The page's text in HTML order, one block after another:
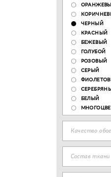
ЧЕРНЫЙ
КРАСНЫЙ
БЕЖЕВЫЙ
ГОЛУБОЙ
РОЗОВЫЙ
СЕРЫЙ
БЕЛЫЙ
Качество
Состав ткани